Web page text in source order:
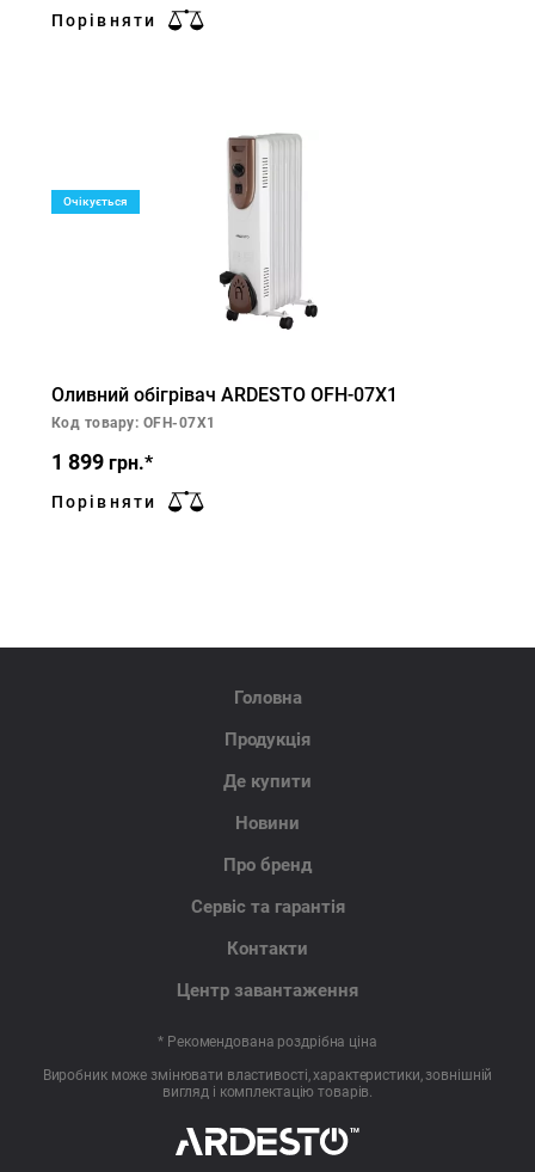
Порівняти
Очікується
Оливний обігрівач ARDESTO OFH-07X1
Код товару: OFH-07X1
1 899 грн.*
Порівняти
Головна
Продукція
Де купити
Новини
Про бренд
Сервіс та гарантія
Контакти
Центр завантаження
* Рекомендована роздрібна ціна
Виробник може змінювати властивості, характеристики, зовнішній
вигляд і комплектацію товарів.